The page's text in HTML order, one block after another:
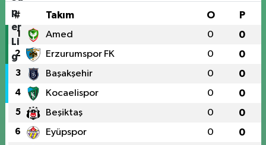
# Takım O P
1 Amed 0 0
2 Erzurumspor FK 0 0
3 Başakşehir 0 0
4 Kocaelispor 0 0
5 Beşiktaş 0 0
6 Eyüpspor 0 0